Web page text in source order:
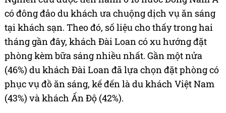
có đông đảo du khách ưa chuộng dịch vụ ăn sáng
tại khách sạn. Theo đó, số liệu cho thấy trong hai
tháng gần đây, khách Đài Loan có xu hướng đặt
phòng kèm bữa sáng nhiều nhất. Gần một nửa
(46%) du khách Đài Loan đã lựa chọn đặt phòng có
phục vụ đồ ăn sáng, kế đến là du khách Việt Nam
(43%) và khách Ấn Độ (42%).